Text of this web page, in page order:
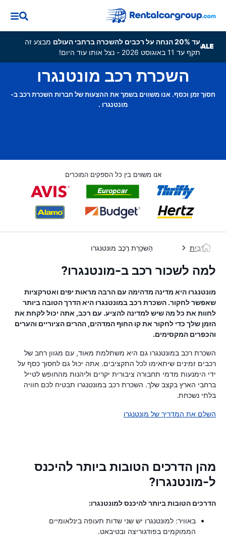
עד 20% הנחה על רכבים להשכרה ברחבי העולם
מבצע זה
תקף עד 11 באוגוסט 2026 - נצל אותו עוד היום!
השכרת רכב מונטנגרו
חסוך זמן וכסף. אנו משווים בשמך את ההצעות של חברות השכרת רכב ב-
מונטנגרו .
אנו משווים בין כל הספקים המוכרים
בַּיִת הַשׂכָּרַת רֶכֶב מונטנגרו
למה לשכור רכב ב-מונטנגרו?
מונטנגרו היא מדינה מדהימה עם הרבה מראות יפים ואטרקציות
שאפשר לחקור. השכרת רכב במונטנגרו היא הדרך הטובה ביותר
לחוות את כל מה שיש למדינה להציע. עם רכב, אתה יכול לקחת את
הזמן שלך כדי לחקור את קו החוף המדהים, ההרים הציוריים והערים
והכפרים המקסימים.
השכרת רכב במונטנגרו גם היא משתלמת מאוד, עם מגוון רחב של
רכבים זמינים שיתאימו לכל התקציבים. אתה יכול גם לחסוך כסף על
ידי הימנעות מדמי תחבורה ציבורית יקרים וליהנות מהחופש לטייל
ברחבי הארץ בקצב שלך. השכרת רכב במונטנגרו תבטיח לכם חוויה
בלתי נשכחת.
השלם את המדריך של מונטנגרו
מהן הדרכים הטובות ביותר להיכנס
ל-מונטנגרו?
הדרכים הטובות ביותר להיכנס למונטנגרו:
באוויר: למונטנגרו יש שני שדות תעופה בינלאומיים
הממוקמים בפודגוריצה ובטיבאט.